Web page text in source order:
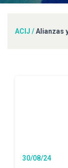
ACIJ /Alianzas
30/08/24